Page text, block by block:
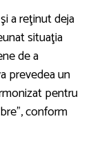
a reţinut deja
situaţia
de a
prevedea un
pentru
conform